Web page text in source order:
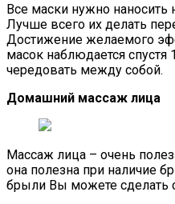
Все маски нужно
Лучше всего их делать
Достижение желаемого
масок наблюдается
чередовать между собой.
Домашний массаж лица
Массаж лица – очень
она полезна при наличие
брыли Вы можете сделать